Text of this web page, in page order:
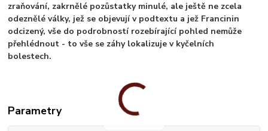
zraňování, zakrnělé pozůstatky minulé, ale ještě ne zcela
odeznělé války, jež se objevují v podtextu a jež Francinin
odcizený, vše do podrobností rozebírající pohled nemůže
přehlédnout - to vše se záhy lokalizuje v kyčelních
bolestech.
Parametry